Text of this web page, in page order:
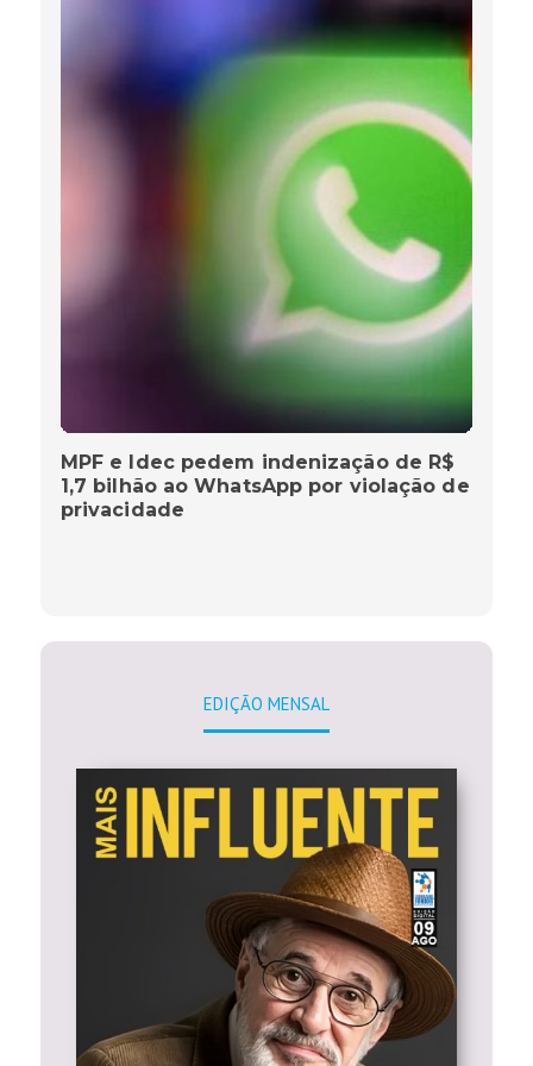
MPF e Idec pedem indenização de R$
1,7 bilhão ao WhatsApp por violação de
privacidade
EDIÇÃO MENSAL